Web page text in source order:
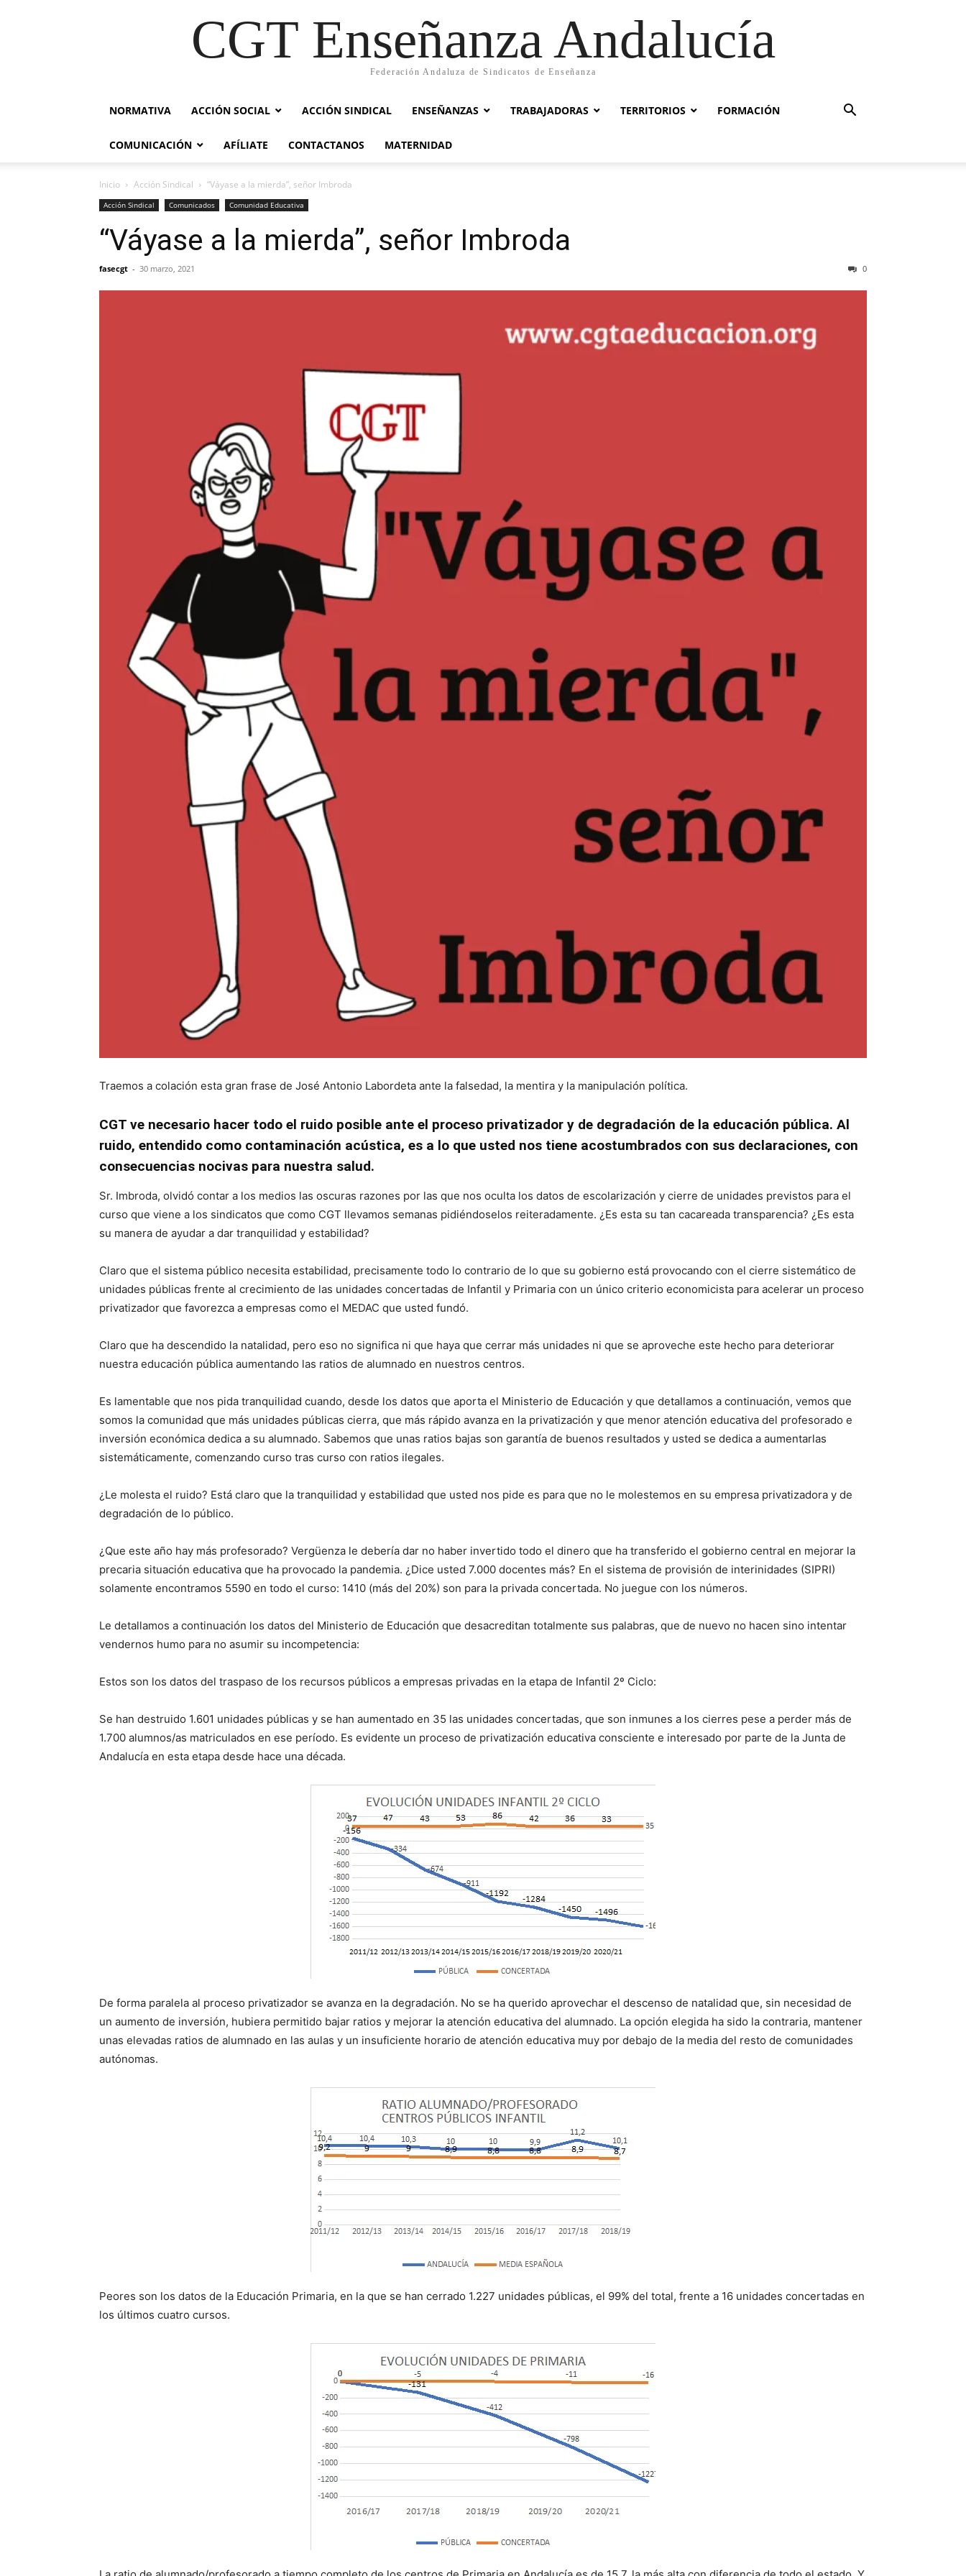
CGT Enseñanza Andalucía
Federación Andaluza de Sindicatos de Enseñanza
NORMATIVA ACCIÓN SOCIAL ACCIÓN SINDICAL ENSEÑANZAS TRABAJADORAS TERRITORIOS FORMACIÓN
COMUNICACIÓN AFÍLIATE CONTACTANOS MATERNIDAD
Inicio Acción Sindical “Váyase a la mierda”, señor Imbroda
Acción Sindical Comunicados Comunidad Educativa
“Váyase a la mierda”, señor Imbroda
fasecgt - 30 marzo, 2021 0
Traemos a colación esta gran frase de José Antonio Labordeta ante la falsedad, la mentira y la manipulación política.
CGT ve necesario hacer todo el ruido posible ante el proceso privatizador y de degradación de la educación pública. Al
ruido, entendido como contaminación acústica, es a lo que usted nos tiene acostumbrados con sus declaraciones, con
consecuencias nocivas para nuestra salud.
Sr. Imbroda, olvidó contar a los medios las oscuras razones por las que nos oculta los datos de escolarización y cierre de unidades previstos para el
curso que viene a los sindicatos que como CGT llevamos semanas pidiéndoselos reiteradamente. ¿Es esta su tan cacareada transparencia? ¿Es esta
su manera de ayudar a dar tranquilidad y estabilidad?
Claro que el sistema público necesita estabilidad, precisamente todo lo contrario de lo que su gobierno está provocando con el cierre sistemático de
unidades públicas frente al crecimiento de las unidades concertadas de Infantil y Primaria con un único criterio economicista para acelerar un proceso
privatizador que favorezca a empresas como el MEDAC que usted fundó.
Claro que ha descendido la natalidad, pero eso no significa ni que haya que cerrar más unidades ni que se aproveche este hecho para deteriorar
nuestra educación pública aumentando las ratios de alumnado en nuestros centros.
Es lamentable que nos pida tranquilidad cuando, desde los datos que aporta el Ministerio de Educación y que detallamos a continuación, vemos que
somos la comunidad que más unidades públicas cierra, que más rápido avanza en la privatización y que menor atención educativa del profesorado e
inversión económica dedica a su alumnado. Sabemos que unas ratios bajas son garantía de buenos resultados y usted se dedica a aumentarlas
sistemáticamente, comenzando curso tras curso con ratios ilegales.
¿Le molesta el ruido? Está claro que la tranquilidad y estabilidad que usted nos pide es para que no le molestemos en su empresa privatizadora y de
degradación de lo público.
¿Que este año hay más profesorado? Vergüenza le debería dar no haber invertido todo el dinero que ha transferido el gobierno central en mejorar la
precaria situación educativa que ha provocado la pandemia. ¿Dice usted 7.000 docentes más? En el sistema de provisión de interinidades (SIPRI)
solamente encontramos 5590 en todo el curso: 1410 (más del 20%) son para la privada concertada. No juegue con los números.
Le detallamos a continuación los datos del Ministerio de Educación que desacreditan totalmente sus palabras, que de nuevo no hacen sino intentar
vendernos humo para no asumir su incompetencia:
Estos son los datos del traspaso de los recursos públicos a empresas privadas en la etapa de Infantil 2º Ciclo:
Se han destruido 1.601 unidades públicas y se han aumentado en 35 las unidades concertadas, que son inmunes a los cierres pese a perder más de
1.700 alumnos/as matriculados en ese período. Es evidente un proceso de privatización educativa consciente e interesado por parte de la Junta de
Andalucía en esta etapa desde hace una década.
De forma paralela al proceso privatizador se avanza en la degradación. No se ha querido aprovechar el descenso de natalidad que, sin necesidad de
un aumento de inversión, hubiera permitido bajar ratios y mejorar la atención educativa del alumnado. La opción elegida ha sido la contraria, mantener
unas elevadas ratios de alumnado en las aulas y un insuficiente horario de atención educativa muy por debajo de la media del resto de comunidades
autónomas.
Peores son los datos de la Educación Primaria, en la que se han cerrado 1.227 unidades públicas, el 99% del total, frente a 16 unidades concertadas en
los últimos cuatro cursos.